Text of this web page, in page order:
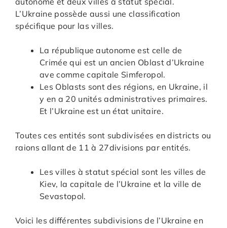
L’Ukraine possède aussi une classification
spécifique pour las villes.
La république autonome est celle de
Crimée qui est un ancien Oblast d’Ukraine
ave comme capitale Simferopol.
Les Oblasts sont des régions, en Ukraine, il
y en a 20 unités administratives primaires.
Et l’Ukraine est un état unitaire.
Toutes ces entités sont subdivisées en districts ou
raions allant de 11 à 27divisions par entités.
Les villes à statut spécial sont les villes de
Kiev, la capitale de l’Ukraine et la ville de
Sevastopol.
Voici les différentes subdivisions de l’Ukraine en